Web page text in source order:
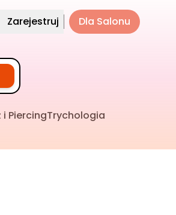
Zarejestruj Dla Salonu
PiercingTrychologia